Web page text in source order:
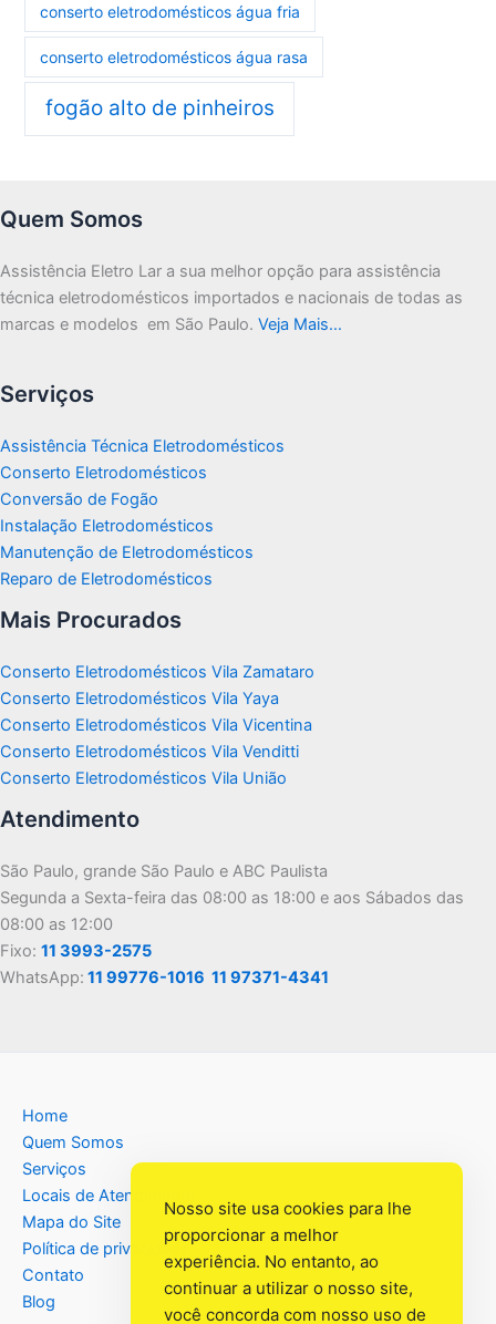
conserto eletrodomésticos água fria
conserto eletrodomésticos água rasa
fogão alto de pinheiros
Quem Somos
Assistência Eletro Lar a sua melhor opção para assistência
técnica eletrodomésticos importados e nacionais de todas as
marcas e modelos em São Paulo. Veja Mais…
Serviços
Assistência Técnica Eletrodomésticos
Conserto Eletrodomésticos
Conversão de Fogão
Instalação Eletrodomésticos
Manutenção de Eletrodomésticos
Reparo de Eletrodomésticos
Mais Procurados
Conserto Eletrodomésticos Vila Zamataro
Conserto Eletrodomésticos Vila Yaya
Conserto Eletrodomésticos Vila Vicentina
Conserto Eletrodomésticos Vila Venditti
Conserto Eletrodomésticos Vila União
Atendimento
São Paulo, grande São Paulo e ABC Paulista
Segunda a Sexta-feira das 08:00 as 18:00 e aos Sábados das
08:00 as 12:00
Fixo: 11 3993-2575
WhatsApp: 11 99776-1016 11 97371-4341
Home
Quem Somos
Serviços
Locais de Atendimento
Mapa do Site
Política de privacidade
Contato
Blog
Nosso site usa cookies para lhe
proporcionar a melhor
experiência. No entanto, ao
continuar a utilizar o nosso site,
você concorda com nosso uso de